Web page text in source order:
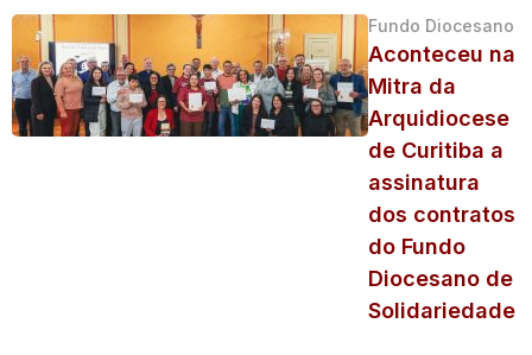
Fundo Diocesano
Aconteceu na
Mitra da
Arquidiocese
de Curitiba a
assinatura
dos contratos
do Fundo
Diocesano de
Solidariedade